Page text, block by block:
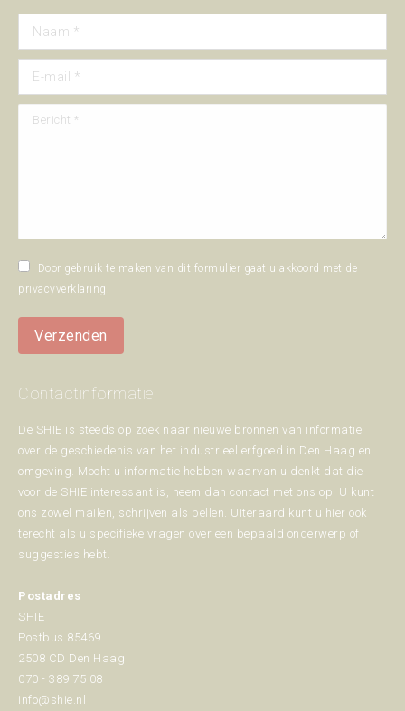
Naam *
E-mail *
Bericht *
Door gebruik te maken van dit formulier gaat u akkoord met de
privacyverklaring .
Verzenden
Contactinformatie
De SHIE is steeds op zoek naar nieuwe bronnen van informatie
over de geschiedenis van het industrieel erfgoed in Den Haag en
omgeving. Mocht u informatie hebben waarvan u denkt dat die
voor de SHIE interessant is, neem dan contact met ons op. U kunt
ons zowel mailen, schrijven als bellen. Uiteraard kunt u hier ook
terecht als u specifieke vragen over een bepaald onderwerp of
suggesties hebt.
Postadres
SHIE
Postbus 85469
2508 CD Den Haag
070 - 389 75 08
info@shie.nl